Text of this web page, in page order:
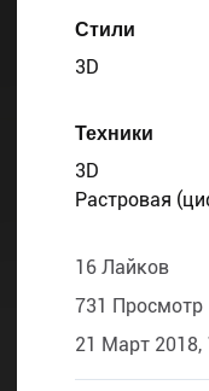
Стили
3D
Техники
3D
Растровая
16 Лайков
731 Просмотр
21 Март 2018,